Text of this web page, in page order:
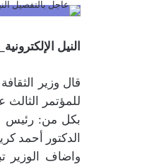
النيل
قال وزير
للمؤتمر الثالث
بكل من: رئيس
الدكتور أحمد
واضاف الوزير